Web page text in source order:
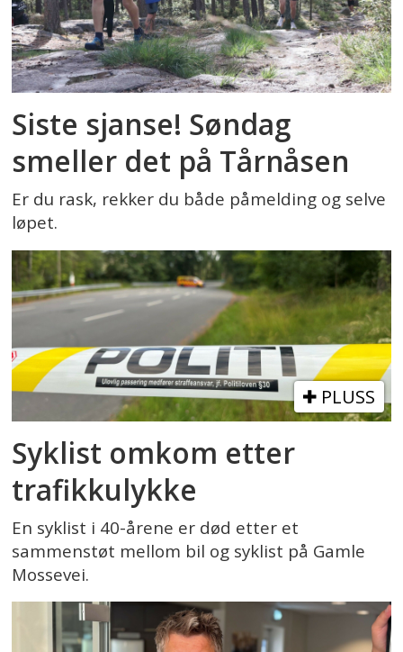
Siste sjanse! Søndag
smeller det på Tårnåsen
Er du rask, rekker du både påmelding og selve
løpet.
PLUSS
Syklist omkom etter
trafikkulykke
En syklist i 40-årene er død etter et
sammenstøt mellom bil og syklist på Gamle
Mossevei.